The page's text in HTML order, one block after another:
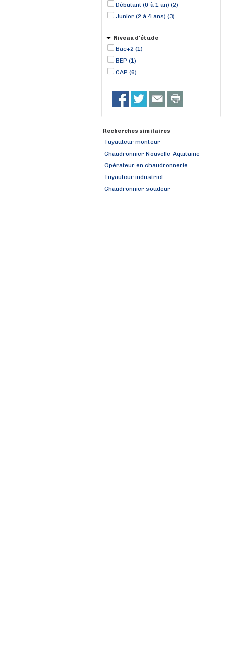
Débutant (0 à 1 an) (2)
Junior (2 à 4 ans) (3)
Niveau d'étude
Bac+2 (1)
BEP (1)
CAP (6)
Recherches similaires
Tuyauteur monteur
Chaudronnier Nouvelle-Aquitaine
Opérateur en chaudronnerie
Tuyauteur industriel
Chaudronnier soudeur